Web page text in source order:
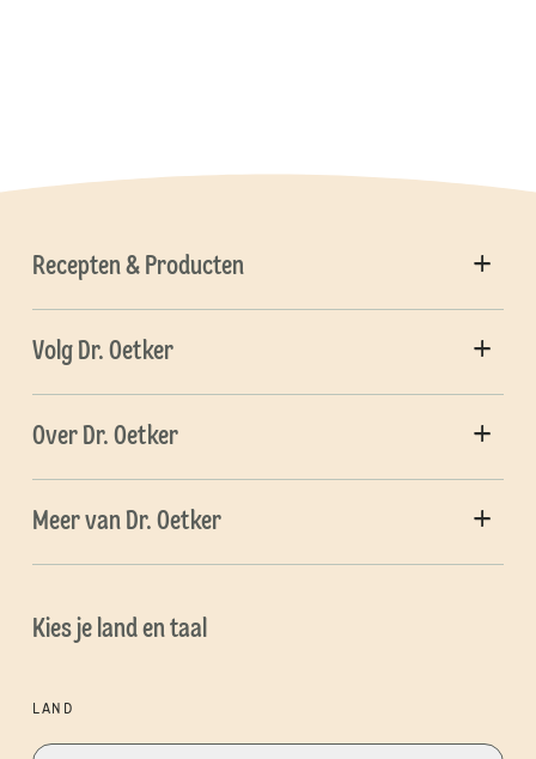
Recepten & Producten
Volg Dr. Oetker
Over Dr. Oetker
Meer van Dr. Oetker
Kies je land en taal
LAND